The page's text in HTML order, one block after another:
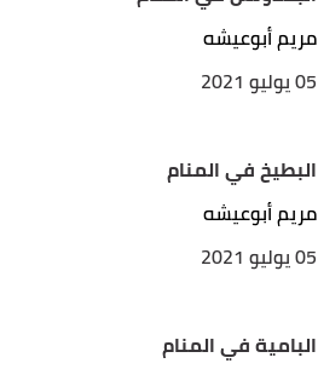
مريم أبوعيشه
05 يوليو 2021
البطيخ في المنام
مريم أبوعيشه
05 يوليو 2021
البامية في المنام